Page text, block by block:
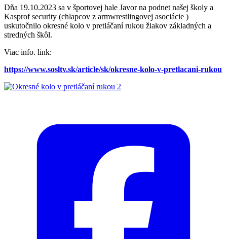
Dňa 19.10.2023 sa v športovej hale Javor na podnet našej školy a
Kasprof security (chlapcov z armwrestlingovej asociácie )
uskutočnilo okresné kolo v pretláčaní rukou žiakov základných a
stredných škôl.
Viac info. link:
https://www.sosltv.sk/article/sk/okresne-kolo-v-pretlacani-rukou